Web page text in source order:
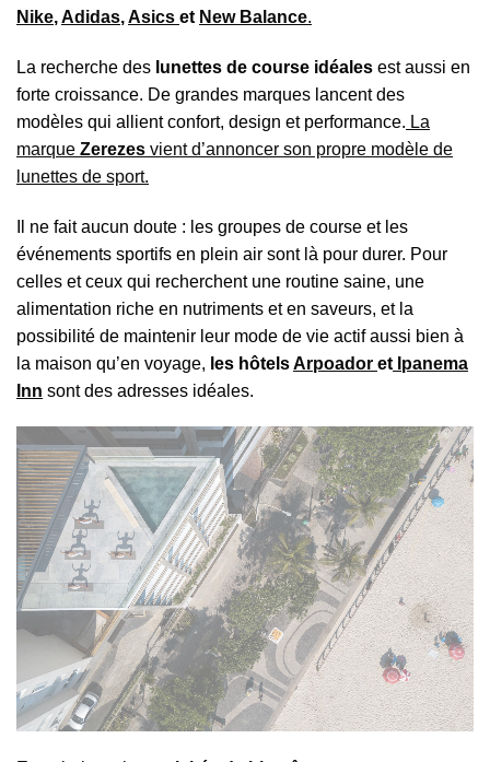
Nike,Adidas,Asics et New Balance.
La recherche des lunettes de course idéales est aussi en
forte croissance. De grandes marques lancent des
modèles qui allient confort, design et performance. La
marque Zerezes vient d’annoncer son propre modèle de
lunettes de sport.
Il ne fait aucun doute : les groupes de course et les
événements sportifs en plein air sont là pour durer. Pour
celles et ceux qui recherchent une routine saine, une
alimentation riche en nutriments et en saveurs, et la
possibilité de maintenir leur mode de vie actif aussi bien à
la maison qu’en voyage, les hôtelsArpoador et Ipanema
Inn sont des adresses idéales.